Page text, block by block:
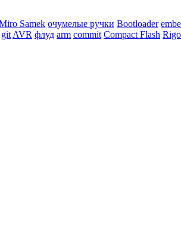
Samek очумелые ручки Bootloader
gitAVR флуд arm commit Compact Flash